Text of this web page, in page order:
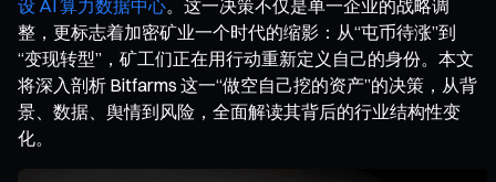
设 AI 算力数据中心。这一决策不仅是单一企业的战略调
整，更标志着加密矿业一个时代的缩影：从“屯币待涨”到
“变现转型”，矿工们正在用行动重新定义自己的身份。本文
将深入剖析 Bitfarms 这一“做空自己挖的资产”的决策，从背
景、数据、舆情到风险，全面解读其背后的行业结构性变
化。